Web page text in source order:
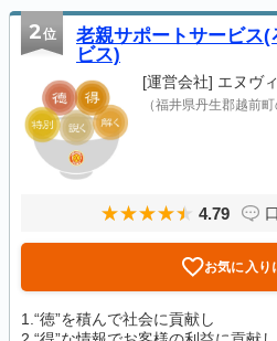
2位
老親サポートサービス
ビス)
[運営会社] エヌヴ
（福井県丹生郡越前町
4.79
お気に入り
1.“徳”を積んで社会に貢献し